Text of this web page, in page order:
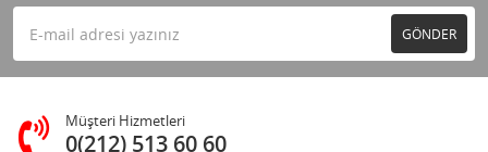
GÖNDER
Müşteri Hizmetleri
0(212) 513 60 60